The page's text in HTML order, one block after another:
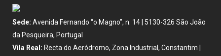
Sede: Avenida Fernando “o Magno”, n. 14 | 5130-326 São João
da Pesqueira, Portugal
Vila Real: Recta do Aeródromo, Zona Industrial, Constantim |